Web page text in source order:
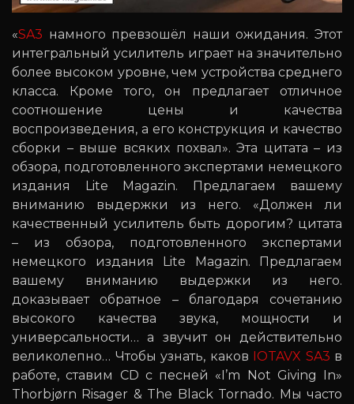
«SA3 намного превзошёл наши ожидания. Этот
интегральный усилитель играет на значительно
более высоком уровне, чем устройства среднего
класса. Кроме того, он предлагает отличное
соотношение цены и качества
воспроизведения, а его конструкция и качество
сборки – выше всяких похвал». Эта цитата – из
обзора, подготовленного экспертами немецкого
издания Lite Magazin. Предлагаем вашему
вниманию выдержки из него. «Должен ли
качественный усилитель быть дорогим? цитата
– из обзора, подготовленного экспертами
немецкого издания Lite Magazin. Предлагаем
вашему вниманию выдержки из него.
доказывает обратное – благодаря сочетанию
высокого качества звука, мощности и
универсальности… а звучит он действительно
великолепно… Чтобы узнать, каков IOTAVX SA3 в
работе, ставим CD с песней «I’m Not Giving In»
Thorbjørn Risager & The Black Tornado. Мы часто